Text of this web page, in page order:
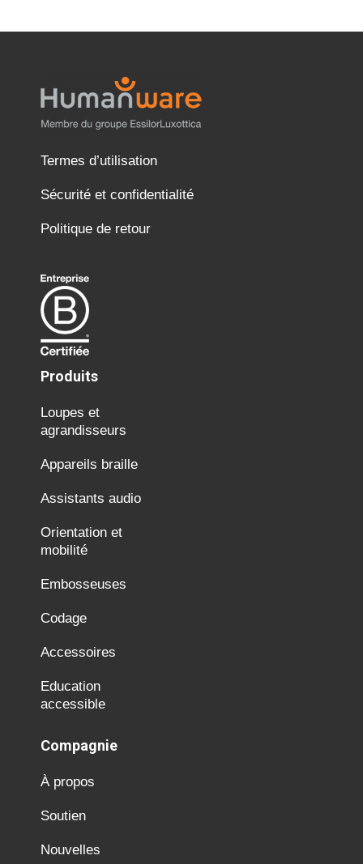
Termes d’utilisation
Sécurité et confidentialité
Politique de retour
Produits
Loupes et
agrandisseurs
Appareils braille
Assistants audio
Orientation et
mobilité
Embosseuses
Codage
Accessoires
Education
accessible
Compagnie
À propos
Soutien
Nouvelles